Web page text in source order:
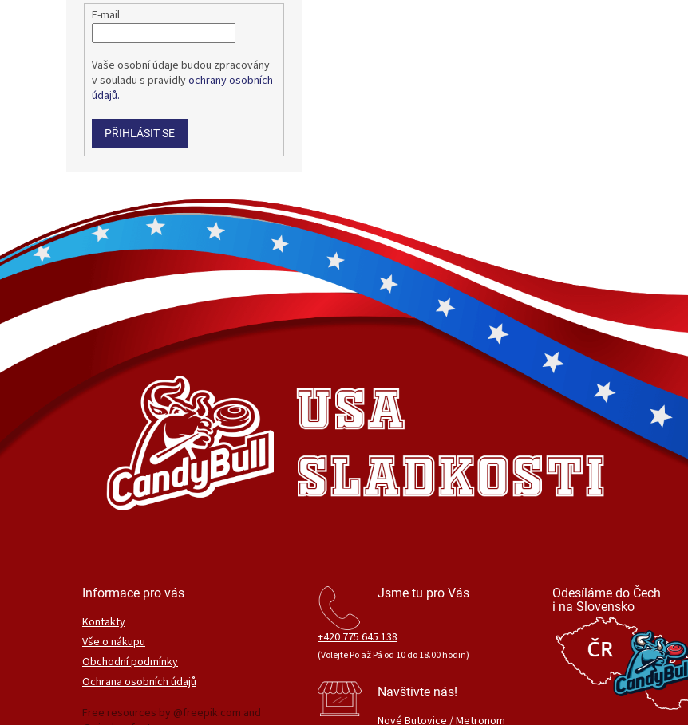
E-mail
Vaše osobní údaje budou zpracovány
v souladu s pravidlyochrany osobních
údajů.
PŘIHLÁSIT SE
t
í
Informace pro vás
Kontakty
Vše o nákupu
Obchodní podmínky
Ochrana osobních údajů
Free resources by @freepik.com and
Jsme tu pro Vás
+420 775 645 138
(Volejte Po až Pá od 10 do 18.00 hodin)
Navštivte nás!
Nové Butovice / Metronom
Odesíláme do Čech
i na Slovensko